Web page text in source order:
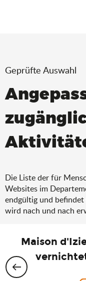
Geprüfte Auswahl
Die Liste der für
Websites im
endgültig und
wird nach und nach
Maison